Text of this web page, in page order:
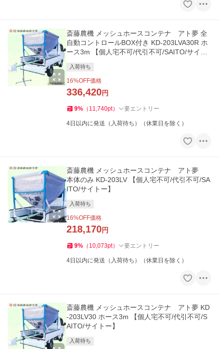
斎藤農機 メッシュホースコンテナ アト夢 全
自動コントロールBOX付き KD-203LVA30R ホ
ース3m 【個人宅不可/代引不可/SAITO/サイト
入荷待ち
16%OFF価格
336,420円
9% （ 11,740pt） 要エントリー
4日以内に発送（入荷待ち）（休業日を除く）
斎藤農機 メッシュホースコンテナ アト夢
本体のみ KD-203LV 【個人宅不可/代引不可/SA
ITO/サイトー】
入荷待ち
16%OFF価格
218,170円
9% （ 10,073pt） 要エントリー
4日以内に発送（入荷待ち）（休業日を除く）
斎藤農機 メッシュホースコンテナ アト夢 KD
-203LV30 ホース3m 【個人宅不可/代引不可/S
AITO/サイトー】
入荷待ち